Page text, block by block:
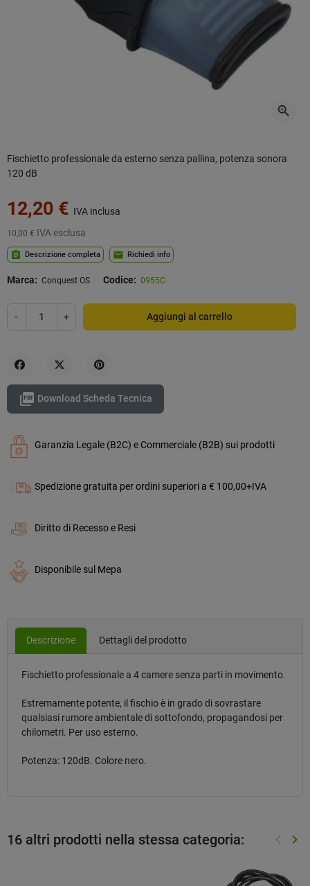
zoom_in
Fischietto professionale da esterno senza pallina, potenza sonora
120 dB
12,20 € IVA inclusa
10,00 € IVA esclusa
assignment Descrizione completa mail Richiedi info
Marca: Conquest OS Codice: 0955C
- + Aggiungi al carrello
 Download Scheda Tecnica
Garanzia Legale (B2C) e Commerciale (B2B) sui prodotti
Spedizione gratuita per ordini superiori a € 100,00+IVA
Diritto di Recesso e Resi
Disponibile sul Mepa
Descrizione Dettagli del prodotto
Fischietto professionale a 4 camere senza parti in movimento.
Estremamente potente, il fischio è in grado di sovrastare
qualsiasi rumore ambientale di sottofondo, propagandosi per
chilometri. Per uso esterno.
Potenza: 120dB. Colore nero.
16 altri prodotti nella stessa categoria: keyboard_arrow_left keyboard_arrow_right